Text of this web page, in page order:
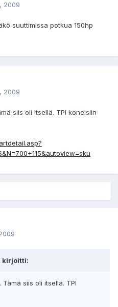
2009
suuttimissa potkua 150hp
2009
siis oli itsellä. TPI koneisiin
kirjoitti:
siis oli itsellä. TPI